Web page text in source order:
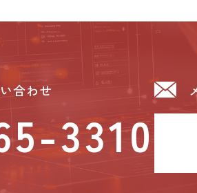
合わせ
3310